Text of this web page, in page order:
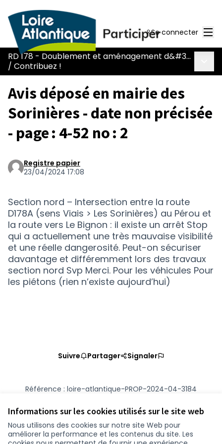
Informations sur les cookies utilisés sur le site web
Nous utilisons des cookies sur notre site Web pour
améliorer la performance et les contenus du site. Les
Se connecter
RD 178 - Doublement et aménagement d&#39;une voie réservée
/ Contribuez !
Avis déposé en mairie des
Sorinières - date non précisée
- page : 4-52 no : 2
Registre papier
23/04/2024 17:08
Section nord – Intersection entre la route
D178A (sens Viais > Les Sorinières) au Pérou et
la route vers Le Bignon : il existe un arrêt Stop
qui a actuellement une très mauvaise visibilité
et une réelle dangerosité. Peut-on sécuriser
davantage et différemment lors des travaux
section nord Svp Merci. Pour les véhicules Pour
les piétons (rien n’existe aujourd’hui)
Suivre Partager Signaler
Référence : loire-atlantique-PROP-2024-04-3184
Vérifiez l'empreinte numérique
Conditions d'utilisation